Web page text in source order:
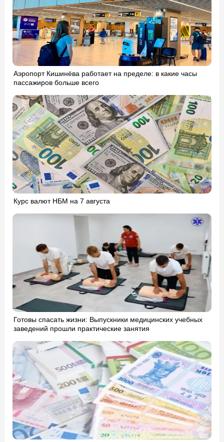
Аэропорт Кишинёва работает на пределе: в какие часы
пассажиров больше всего
Курс валют НБМ на 7 августа
Готовы спасать жизни: Выпускники медицинских учебных
заведений прошли практические занятия